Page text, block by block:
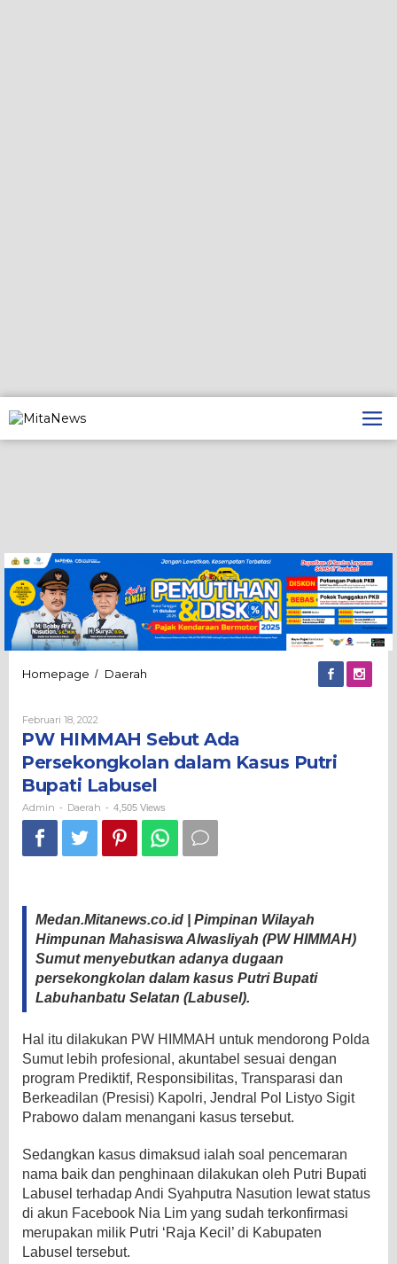
ke
konten
Homepage / Daerah
Persekongkolan
Kasus
Putri
Labusel
Februari 18, 2022
PW HIMMAH Sebut Ada
Persekongkolan dalam Kasus Putri
Bupati Labusel
Admin - Daerah - 4,505 Views
Medan.Mitanews.co.id | Pimpinan Wilayah
Himpunan Mahasiswa Alwasliyah (PW HIMMAH)
Sumut menyebutkan adanya dugaan
persekongkolan dalam kasus Putri Bupati
Labuhanbatu Selatan (Labusel).
Hal itu dilakukan PW HIMMAH untuk mendorong Polda
Sumut lebih profesional, akuntabel sesuai dengan
program Prediktif, Responsibilitas, Transparasi dan
Berkeadilan (Presisi) Kapolri, Jendral Pol Listyo Sigit
Prabowo dalam menangani kasus tersebut.
Sedangkan kasus dimaksud ialah soal pencemaran
nama baik dan penghinaan dilakukan oleh Putri Bupati
Labusel terhadap Andi Syahputra Nasution lewat status
di akun Facebook Nia Lim yang sudah terkonfirmasi
merupakan milik Putri ‘Raja Kecil’ di Kabupaten
Labusel tersebut.